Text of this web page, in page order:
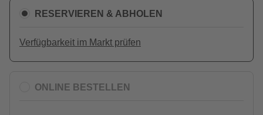
RESERVIEREN & ABHOLEN
Verfügbarkeit im Markt prüfen
ONLINE BESTELLEN